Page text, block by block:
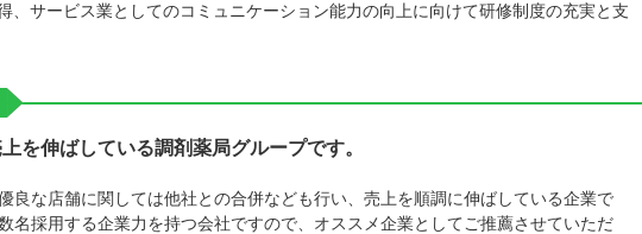
、サービス業としてのコミュニケーション能力の向上に向けて研修制度の充実と支
を伸ばしている調剤薬局グループです。
良な店舗に関しては他社との合併なども行い、売上を順調に伸ばしている企業で
名採用する企業力を持つ会社ですので、オススメ企業としてご推薦させていただ